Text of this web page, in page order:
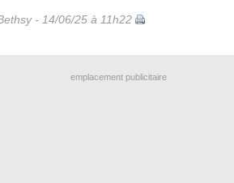
- 14/06/25 à 11h22
emplacement publicitaire